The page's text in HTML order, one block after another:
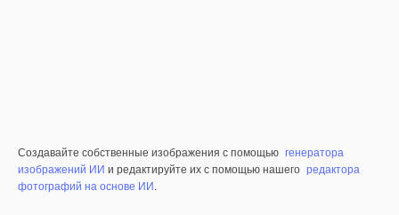
Создавайте собственные изображения с помощью генератора
изображений ИИ и редактируйте их с помощью нашего редактора
фотографий на основе ИИ.